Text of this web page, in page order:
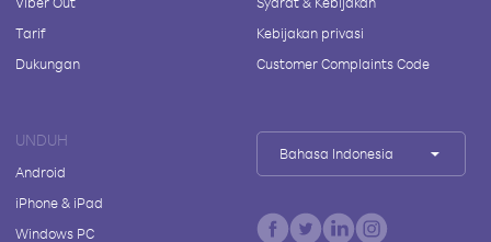
Tarif
Dukungan
Kebijakan privasi
Customer Complaints Code
UNDUH
Android
iPhone & iPad
Windows PC
Bahasa Indonesia